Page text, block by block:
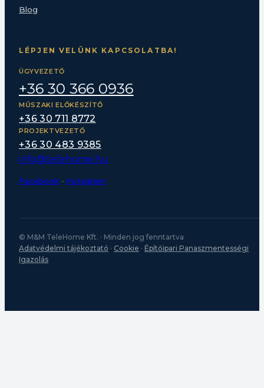
Blog
LÉPJEN VELÜNK KAPCSOLATBA!
ÜGYVEZETŐ
+36 30 366 0936
MŰSZAKI ELŐKÉSZÍTŐ
+36 30 711 8772
PROJEKTVEZETŐ
+36 30 483 9385
info@telehome.hu
Facebook · Instagram
© M&M TeleHome Kft. · Minden jog fenntartva
Adatvédelmi tájékoztató · Cookie · Építőipari Panaszmentességi
Igazolás